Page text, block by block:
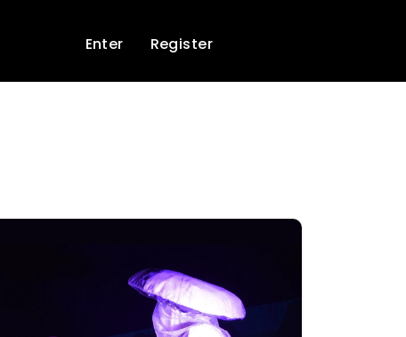
Enter Register